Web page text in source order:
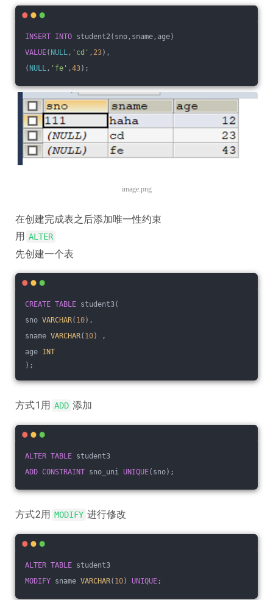
INSERT INTO student2(sno,sname,age)
VALUE(NULL , 'cd' , 23),
(NULL , 'fe' ,43);
image.png
在创建完成表之后添加唯一性约束
用 ALTER
先创建一个表
CREATE TABLE student3(
sno VARCHAR( 10),
sname VARCHAR( 10) ,
age INT
);
方式1用 ADD 添加
ALTER TABLE student3
ADD CONSTRAINT sno_uni UNIQUE(sno);
方式2用 MODIFY 进行修改
ALTER TABLE student3
MODIFY sname VARCHAR( 10) UNIQUE;